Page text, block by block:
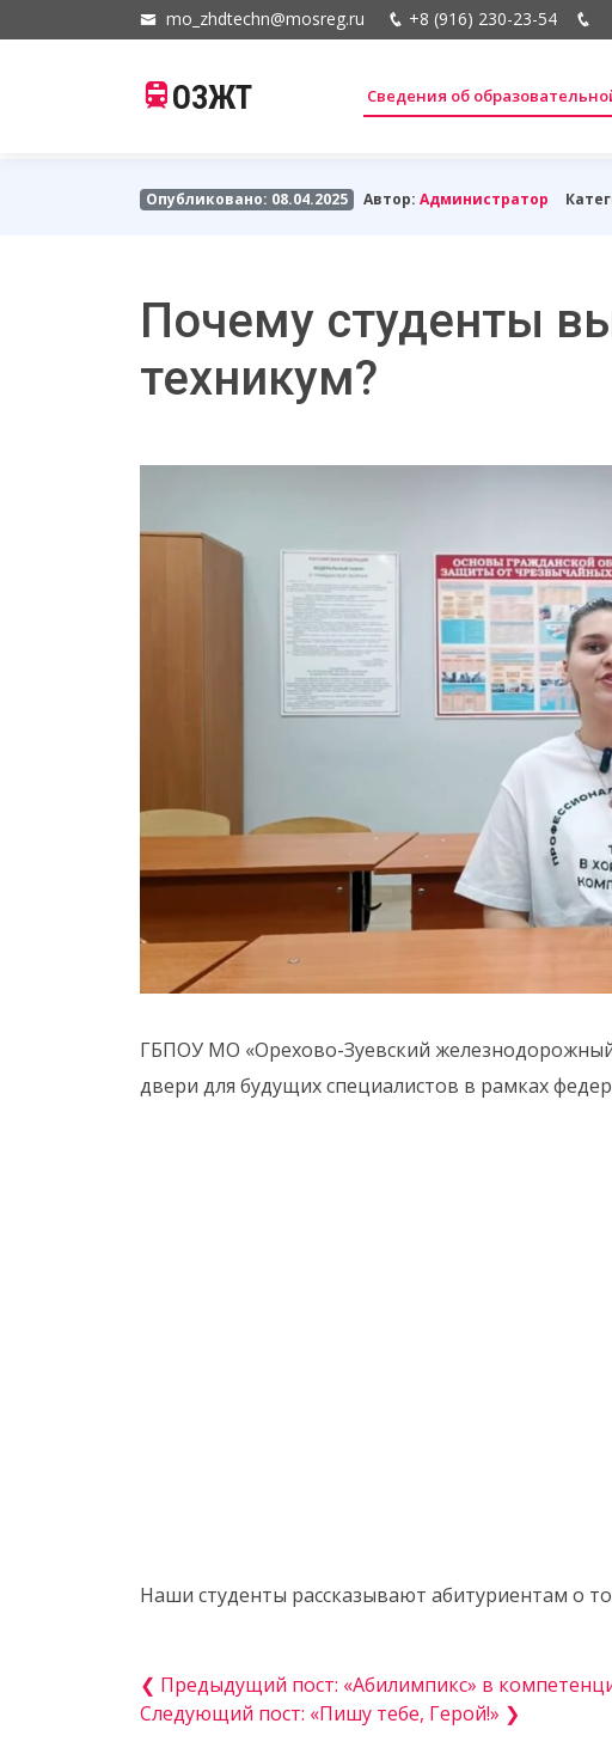
mo_zhdtechn@mosreg.ru +8 (916) 230-23-54
ОЗЖТ Сведения об
Опубликовано: 08.04.2025 Автор:Администратор
Почему студенты
техникум?
ГБПОУ МО «Орехово-Зуевский
двери для будущих специалистов в рамках
Наши студенты рассказывают абитуриентам о
❮ Предыдущий пост: «Абилимпикс» в
Следующий пост: «Пишу тебе, Герой!» ❯